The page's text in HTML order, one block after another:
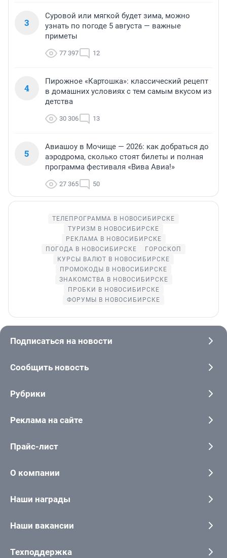
3
Суровой или мягкой будет зима, можно
узнать по погоде 5 августа — важные
приметы
77 397 12
4
Пирожное «Картошка»: классический рецепт
в домашних условиях с тем самым вкусом из
детства
30 306 13
5
Авиашоу в Мочище — 2026: как добраться до
аэродрома, сколько стоят билеты и полная
программа фестиваля «Вива Авиа!»
27 365 50
ТЕЛЕПРОГРАММА В НОВОСИБИРСКЕ
ТУРИЗМ В НОВОСИБИРСКЕ
РЕКЛАМА В НОВОСИБИРСКЕ
ПОГОДА В НОВОСИБИРСКЕ
ГОРОСКОП
КУРСЫ ВАЛЮТ В НОВОСИБИРСКЕ
ПРОМОКОДЫ В НОВОСИБИРСКЕ
ЗНАКОМСТВА В НОВОСИБИРСКЕ
ПРОБКИ В НОВОСИБИРСКЕ
ФОРУМЫ В НОВОСИБИРСКЕ
Подписаться на новости
Сообщить новость
Рубрики
Реклама на сайте
Прайс-лист
О компании
Наши награды
Наши вакансии
Техподдержка